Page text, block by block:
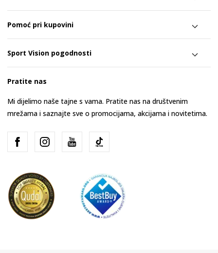
Pomoć pri kupovini
Sport Vision pogodnosti
Pratite nas
Mi dijelimo naše tajne s vama. Pratite nas na društvenim
mrežama i saznajte sve o promocijama, akcijama i novitetima.